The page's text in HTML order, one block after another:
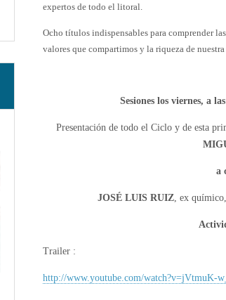
expertos de todo el litoral.
Ocho títulos indispensables para comprender
valores que compartimos y la riqueza de
Sesiones los viernes, a
Presentación de todo el Ciclo y de esta
a
JOSÉ LUIS RUIZ, ex
Trailer :
http://www.youtube.com/watch?v=jVtmuK-